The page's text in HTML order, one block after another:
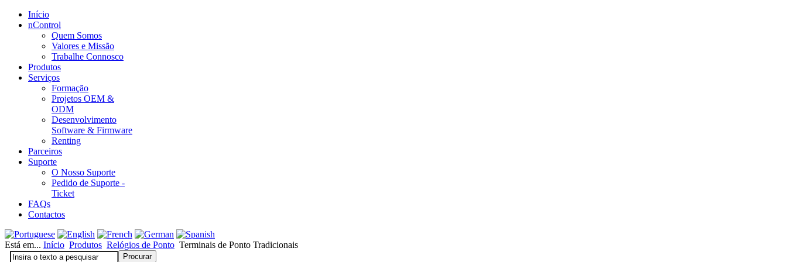
Início
nControl
Quem Somos
Valores e Missão
Trabalhe Connosco
Produtos
Serviços
Formação
Projetos OEM &
ODM
Desenvolvimento
Software & Firmware
Renting
Parceiros
Suporte
O Nosso Suporte
Pedido de Suporte -
Ticket
FAQs
Contactos
Está em... Início Produtos Relógios de Ponto Terminais de Ponto Tradicionais